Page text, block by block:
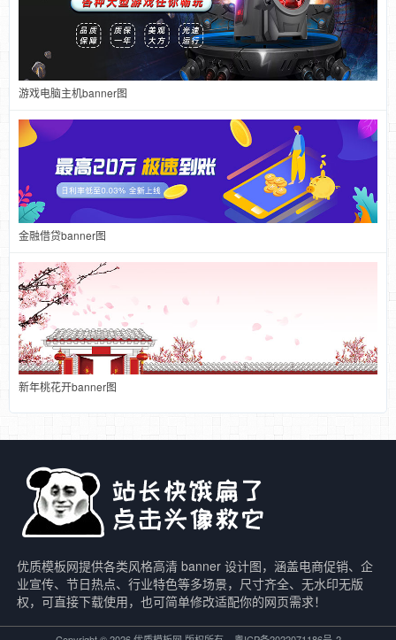
游戏电脑主机banner图
金融借贷banner图
新年桃花开banner图
优质模板网提供各类风格高清 banner 设计图，涵盖电商促销、企
业宣传、节日热点、行业特色等多场景，尺寸齐全、无水印无版
权，可直接下载使用，也可简单修改适配你的网页需求！